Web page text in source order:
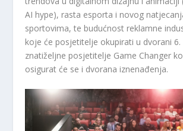
AI hype), rasta esporta i novog
sportovima, te budućnost reklamne
koje će posjetitelje okupirati u dvorani
znatiželjne posjetitelje Game Changer
osigurat će se i dvorana iznenađenja.